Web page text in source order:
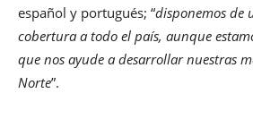
español y portugués; “disponemos de
cobertura a todo el país, aunque
que nos ayude a desarrollar nuestras
Norte”.